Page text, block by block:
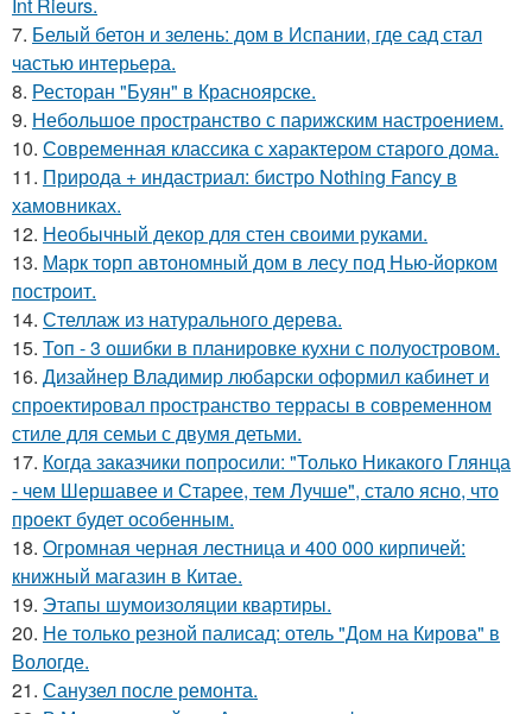
Int Rieurs.
7. Белый бетон и зелень: дом в Испании, где сад стал
частью интерьера.
8. Ресторан "Буян" в Красноярске.
9. Небольшое пространство с парижским настроением.
10. Современная классика с характером старого дома.
11. Природа + индастриал: бистро Nothing Fancy в
хамовниках.
12. Необычный декор для стен своими руками.
13. Марк торп автономный дом в лесу под Нью-йорком
построит.
14. Стеллаж из натурального дерева.
15. Топ - 3 ошибки в планировке кухни с полуостровом.
16. Дизайнер Владимир любарски оформил кабинет и
спроектировал пространство террасы в современном
стиле для семьи с двумя детьми.
17. Когда заказчики попросили: "Только Никакого Глянца
- чем Шершавее и Старее, тем Лучше", стало ясно, что
проект будет особенным.
18. Огромная черная лестница и 400 000 кирпичей:
книжный магазин в Китае.
19. Этапы шумоизоляции квартиры.
20. Не только резной палисад: отель "Дом на Кирова" в
Вологде.
21. Санузел после ремонта.